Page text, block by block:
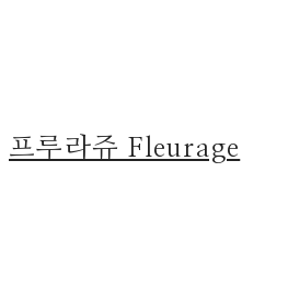
프루라쥬 Fleurage